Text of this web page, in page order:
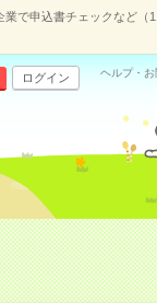
業で申込書チェックなど（
ログイン ヘルプ・